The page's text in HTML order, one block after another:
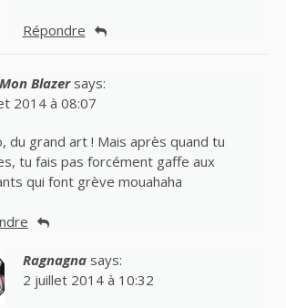
Répondre
Blazer says:
2014 à 08:07
du grand art ! Mais après quand tu
tu fais pas forcément gaffe aux
qui font grève mouahaha
Ragnagna says:
2 juillet 2014 à 10:32